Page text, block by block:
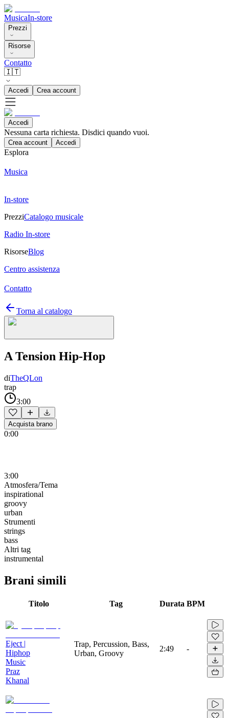
MusicaIn-store
Prezzi
Risorse
Contatto
🇮🇹
Accedi Crea account
Accedi
Nessuna carta richiesta. Disdici quando vuoi.
Crea account Accedi
Esplora
Musica
In-store
PrezziCatalogo musicale
Radio In-store
RisorseBlog
Centro assistenza
Contatto
Torna al catalogo
A Tension Hip-Hop
diTheQLon
trap
3:00
Acquista brano
0:00
3:00
Atmosfera/Tema
inspirational
groovy
urban
Strumenti
strings
bass
Altri tag
instrumental
Brani simili
Titolo Tag Durata BPM
Eject |
Hiphop
Music
Praz
Khanal
Trap, Percussion, Bass,
Urban, Groovy
2:49 -